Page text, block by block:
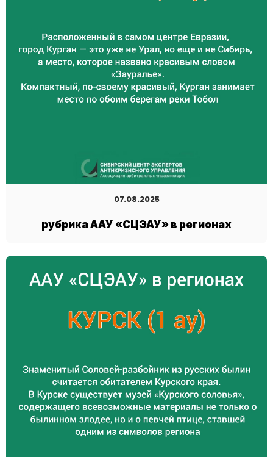
07.08.2025
рубрика ААУ «СЦЭАУ» в регионах